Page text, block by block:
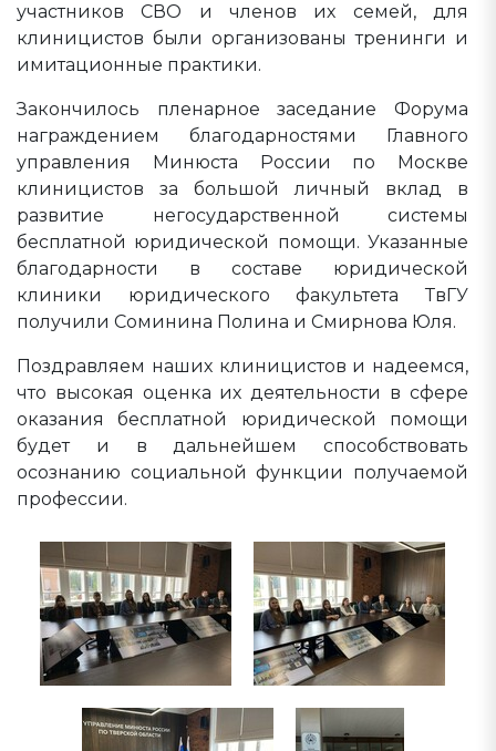
участников СВО и членов их семей, для
клиницистов были организованы тренинги и
имитационные практики.
Закончилось пленарное заседание Форума
награждением благодарностями Главного
управления Минюста России по Москве
клиницистов за большой личный вклад в
развитие негосударственной системы
бесплатной юридической помощи. Указанные
благодарности в составе юридической
клиники юридического факультета ТвГУ
получили Соминина Полина и Смирнова Юля.
Поздравляем наших клиницистов и надеемся,
что высокая оценка их деятельности в сфере
оказания бесплатной юридической помощи
будет и в дальнейшем способствовать
осознанию социальной функции получаемой
профессии.